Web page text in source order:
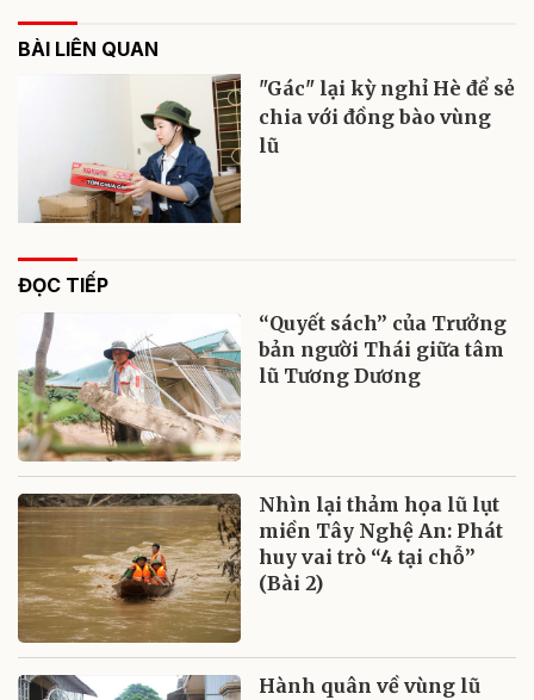
BÀI LIÊN QUAN
"Gác" lại kỳ nghỉ Hè để sẻ
chia với đồng bào vùng
lũ
ĐỌC TIẾP
“Quyết sách” của Trưởng
bản người Thái giữa tâm
lũ Tương Dương
Nhìn lại thảm họa lũ lụt
miền Tây Nghệ An: Phát
huy vai trò “4 tại chỗ”
(Bài 2)
Hành quân về vùng lũ